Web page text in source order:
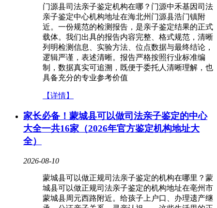
门源县司法亲子鉴定机构在哪？门源中禾基因司法
亲子鉴定中心机构地址在海北州门源县浩门镇附
近。一份规范的检测报告，是亲子鉴定结果的正式
载体。我们出具的报告内容完整、格式规范，清晰
列明检测信息、实验方法、位点数据与最终结论，
逻辑严谨，表述清晰。报告严格按照行业标准编
制，数据真实可追溯，既便于委托人清晰理解，也
具备充分的专业参考价值
【详情】
家长必备！蒙城县可以做司法亲子鉴定的中心
大全一共16家（2026年官方鉴定机构地址大
全）
2026-08-10
蒙城县可以做正规司法亲子鉴定的机构在哪里？蒙
城县可以做正规司法亲子鉴定的机构地址在亳州市
蒙城县周元西路附近。给孩子上户口、办理遗产继